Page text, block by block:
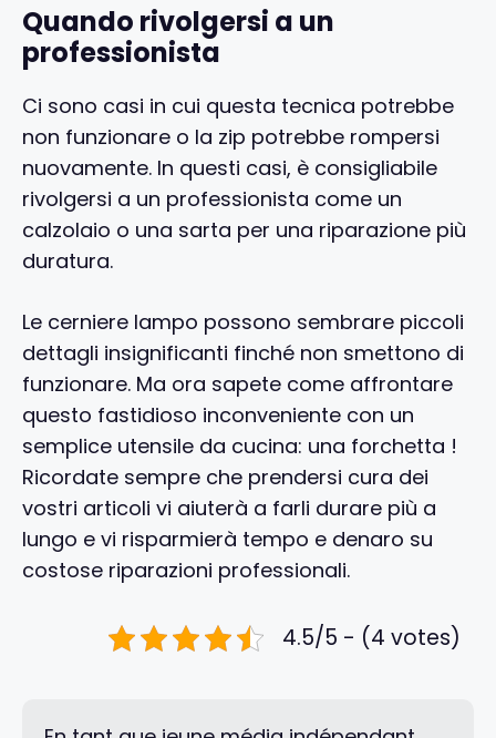
Quando rivolgersi a un
professionista
Ci sono casi in cui questa tecnica potrebbe
non funzionare o la zip potrebbe rompersi
nuovamente. In questi casi, è consigliabile
rivolgersi a un professionista come un
calzolaio o una sarta per una riparazione più
duratura.
Le cerniere lampo possono sembrare piccoli
dettagli insignificanti finché non smettono di
funzionare. Ma ora sapete come affrontare
questo fastidioso inconveniente con un
semplice utensile da cucina: una forchetta !
Ricordate sempre che prendersi cura dei
vostri articoli vi aiuterà a farli durare più a
lungo e vi risparmierà tempo e denaro su
costose riparazioni professionali.
4.5/5 - (4 votes)